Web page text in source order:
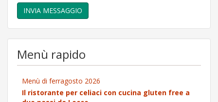
Menù rapido
Menù di ferragosto 2026
Il ristorante per celiaci con cucina gluten free a